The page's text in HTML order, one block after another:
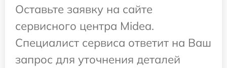
Оставьте заявку на сайте
сервисного центра Midea.
Специалист сервиса ответит на Ваш
запрос для уточнения деталей